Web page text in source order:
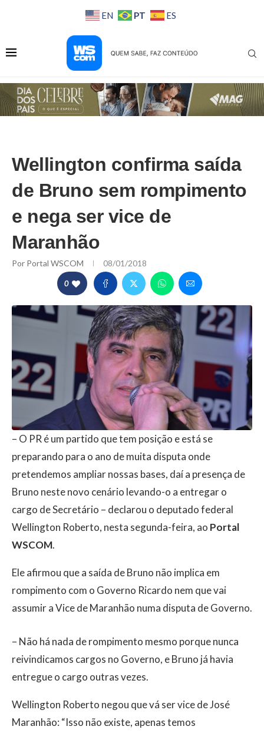
EN PT ES
Wellington confirma saída
de Bruno sem rompimento
e nega ser vice de
Maranhão
Por Portal WSCOM 08/01/2018
0
– O PR é um partido que tem posição e está se
preparando para o ano de muita disputa onde
pretendemos ampliar nossas bases, daí a presença de
Bruno neste novo cenário levando-o a entregar o
cargo de Secretário – declarou o deputado federal
Wellington Roberto, nesta segunda-feira, ao Portal
WSCOM.
Ele afirmou que a saída de Bruno não implica em
rompimento com o Governo Ricardo nem que vai
assumir a Vice de Maranhão numa disputa de Governo.
– Não há nada de rompimento mesmo porque nunca
reivindicamos cargos no Governo, e Bruno já havia
entregue o cargo outras vezes.
Wellington Roberto negou que vá ser vice de José
Maranhão: “Isso não existe, apenas temos